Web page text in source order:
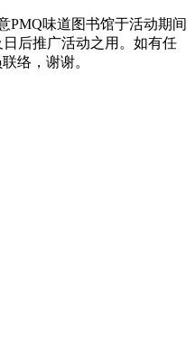
PMQ味道图书馆于活动期间
后推广活动之用。如有任
络，谢谢。